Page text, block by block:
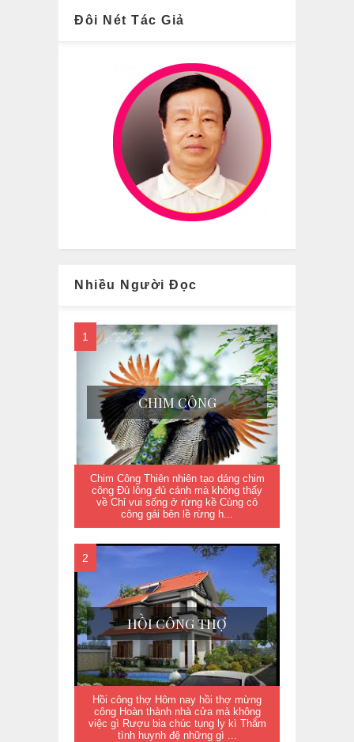
Đôi Nét Tác Giả
Nhiều Người Đọc
CHIM CÔNG
Chim Công Thiên nhiên tạo dáng chim
công Đủ lông đủ cánh mà không thấy
về Chỉ vui sống ở rừng kề Cùng cô
công gái bên lề rừng h...
HỒI CÔNG THỢ
Hồi công thợ Hôm nay hồi thợ mừng
công Hoàn thành nhà cửa mà không
việc gì Rượu bia chúc tụng ly kì Thắm
tình huynh đệ những gì ...